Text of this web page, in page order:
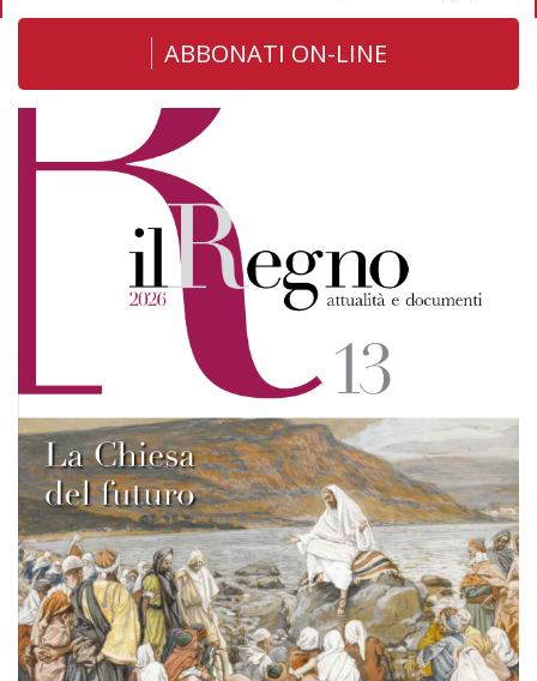
ABBONATI ON-LINE